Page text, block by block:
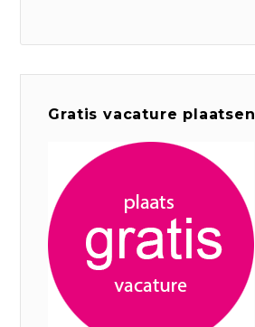
Gratis vacature plaatsen